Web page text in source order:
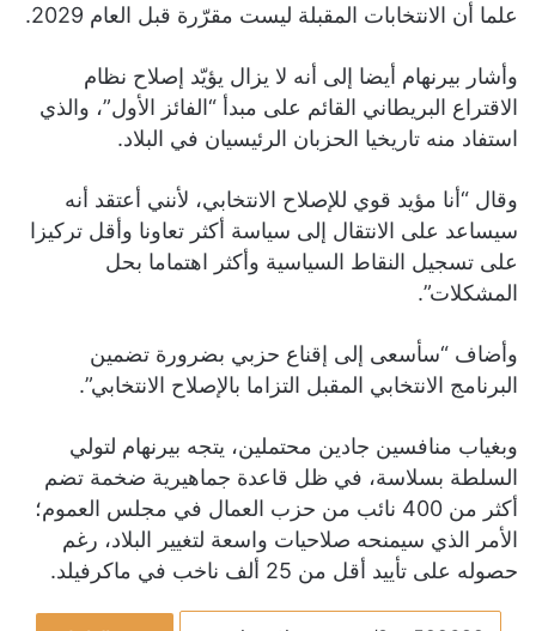
علما أن الانتخابات المقبلة ليست مقرّرة قبل العام 2029.
وأشار بيرنهام أيضا إلى أنه لا يزال يؤيّد إصلاح نظام
الاقتراع البريطاني القائم على مبدأ “الفائز الأول”، والذي
استفاد منه تاريخيا الحزبان الرئيسيان في البلاد.
وقال “أنا مؤيد قوي للإصلاح الانتخابي، لأنني أعتقد أنه
سيساعد على الانتقال إلى سياسة أكثر تعاونا وأقل تركيزا
على تسجيل النقاط السياسية وأكثر اهتماما بحل
المشكلات”.
وأضاف “سأسعى إلى إقناع حزبي بضرورة تضمين
البرنامج الانتخابي المقبل التزاما بالإصلاح الانتخابي”.
وبغياب منافسين جادين محتملين، يتجه بيرنهام لتولي
السلطة بسلاسة، في ظل قاعدة جماهيرية ضخمة تضم
أكثر من 400 نائب من حزب العمال في مجلس العموم؛
الأمر الذي سيمنحه صلاحيات واسعة لتغيير البلاد، رغم
حصوله على تأييد أقل من 25 ألف ناخب في ماكرفيلد.